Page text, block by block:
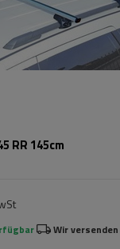
RR 145cm
Wir